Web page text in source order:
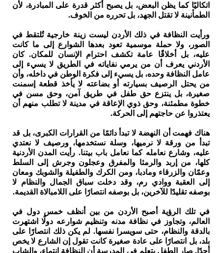
اتكاليًا كما يظن البعض، بل يصبح أكثر قدرة على المبادرة، لأن
الطمأنينة لا تقتل الجهد، بل تحرره من الخوف.
ورأيت النظافة في ذلك الأردن ليست زينة خارجية تُلتقط في
الصور، ولا حملة موسمية تعود بعدها الشوارع إلى ما كانت
عليه، بل أخلاقًا عامة تكشف احترام الإنسان للمكان. كان
الأردني يعرف أن من يرمي نفاياته في الطريق لا يسيء إلى
عامل النظافة وحده، بل يسيء إلى فكرة الوطن في داخله، وأن
من يحتل الرصيف بسيارته أو بضاعته لا يأخذ قطعة إسمنت
صغيرة، بل ينتزع حق طفل في طريق آمن، وحق مسن في
خطوة مطمئنة، وحق ذوي الإعاقة في مدينة لا تطلب منهم أن
يعتذروا عن حاجتهم إلى الحركة.
هناك فهمت أن النهضة لا تبدأ دائمًا من القرارات الكبرى، بل قد
تبدأ من ورقة لا نرميها، وسلة نستخدمها، ورصيف لا نعتدي
عليه، وشارع نعامله كما نعامل باب بيتنا. رأيت المدن الأردنية
كلها، من إربد والرمثا والمفرق وعجلون وجرش إلى السلط
وعمّان والزرقاء ومادبا، ومن الكرك والطفيلة والشوبك ومعان
إلى العقبة ووادي رم، وقد دخلت سباق الجمال والنظام لا
بوصفه تقليدًا للآخرين، بل بوصفه انتصارًا على اللامبالاة القديمة.
في تلك الرؤية أصبح الأردن من بين أنظف خمس دول في
العالم، وتجاوز في نظافة مدنه وتنظيم شوارعه دولًا اشتهرت
بالدقة والنظام، حتى سويسرا نفسها. لم يكن ذلك انتصارًا على
بلد، بل انتصارًا على عادة صغيرة كانت تقول إن الشارع لا يخص
أحدًا. صار الطفل يتعلم في المدرسة أن النظافة انتماء، والشاب